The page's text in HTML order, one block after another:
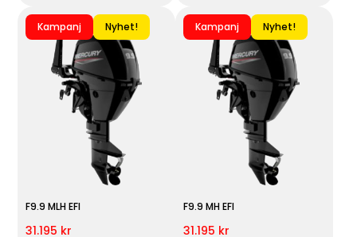
Kampanj Nyhet!
F9.9 MLH EFI
31.195 kr
Kampanj Nyhet!
F9.9 MH EFI
31.195 kr